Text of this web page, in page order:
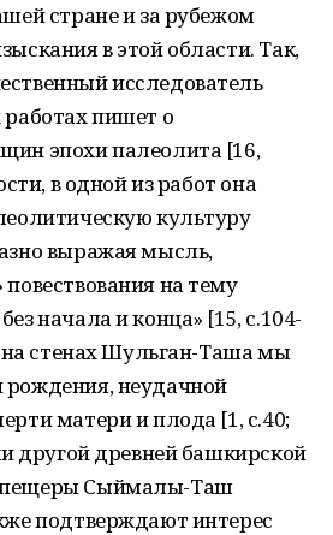
стране и за рубежом
в этой области. Так,
исследователь
пишет о
эпохи палеолита [16,
в одной из работ она
культуру
выражая мысль,
на тему
начала и конца» [15, с.104-
на стенах Шульган-Таша мы
неудачной
матери и плода [1, с.40;
другой древней башкирской
пещеры Сыймалы-Таш
подтверждают интерес